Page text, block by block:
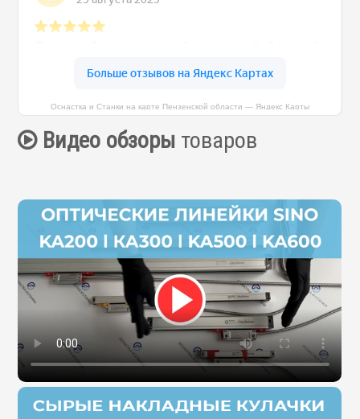
Оснастка и Станки на карте Пензенской области — Яндекс Карты
Видео обзоры товаров